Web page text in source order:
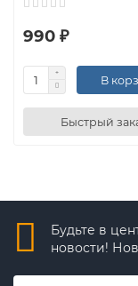
990 ₽
В
Быстрый
Будьте в
новости!